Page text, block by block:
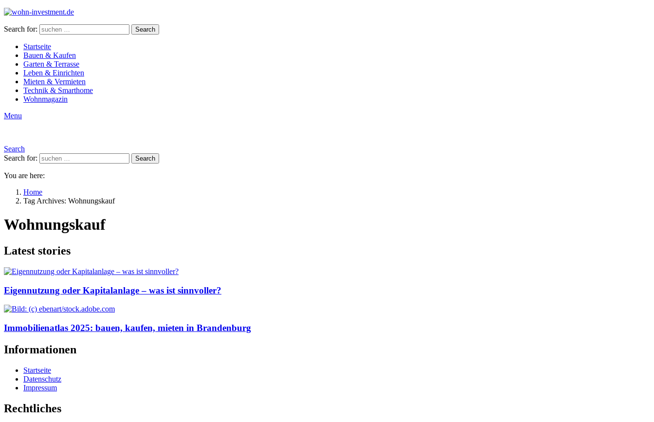
Search for: Search
Startseite
Bauen & Kaufen
Garten & Terrasse
Leben & Einrichten
Mieten & Vermieten
Technik & Smarthome
Wohnmagazin
Menu
Search
Search for:
Search
You are here:
Home
Tag Archives: Wohnungskauf
Wohnungskauf
Latest stories
Eigennutzung oder Kapitalanlage – was ist sinnvoller?
Immobilienatlas 2025: bauen, kaufen, mieten in Brandenburg
Informationen
Startseite
Datenschutz
Impressum
Rechtliches